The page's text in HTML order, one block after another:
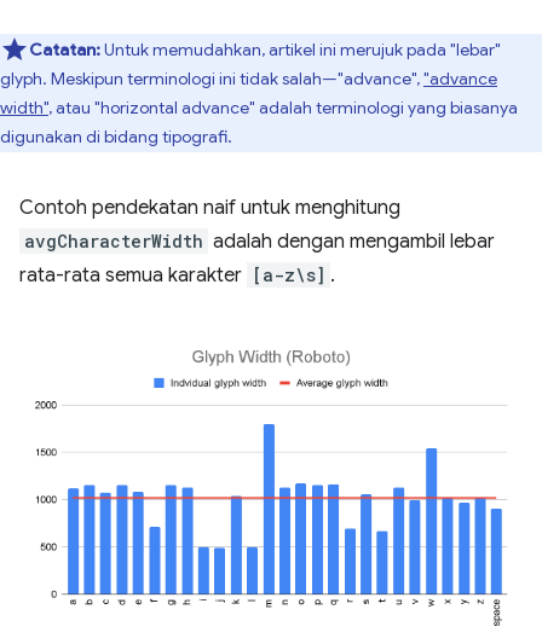
Catatan:Untuk memudahkan, artikel ini merujuk pada "lebar"
glyph. Meskipun terminologi ini tidak salah—"advance","advance
width", atau "horizontal advance" adalah terminologi yang biasanya
digunakan di bidang tipografi.
Contoh pendekatan naif untuk menghitung
avgCharacterWidth adalah dengan mengambil lebar
rata-rata semua karakter [a-z\s] .